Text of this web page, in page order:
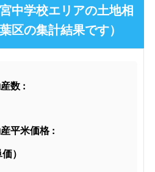
中学校エリアの土地相
区の集計結果です）
数 :
平米価格 :
）